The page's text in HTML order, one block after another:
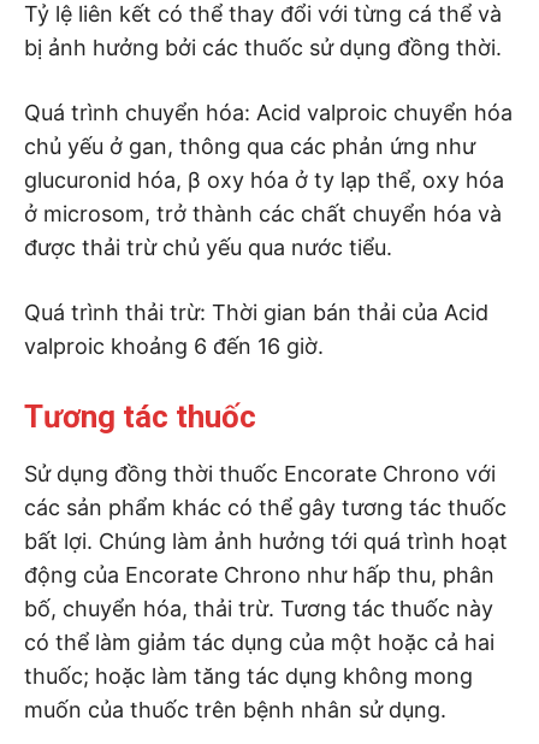
Tỷ lệ liên kết có thể thay đổi với từng cá thể và
bị ảnh hưởng bởi các thuốc sử dụng đồng thời.
Quá trình chuyển hóa: Acid valproic chuyển hóa
chủ yếu ở gan, thông qua các phản ứng như
glucuronid hóa, β oxy hóa ở ty lạp thể, oxy hóa
ở microsom, trở thành các chất chuyển hóa và
được thải trừ chủ yếu qua nước tiểu.
Quá trình thải trừ: Thời gian bán thải của Acid
valproic khoảng 6 đến 16 giờ.
Tương tác thuốc
Sử dụng đồng thời thuốc Encorate Chrono với
các sản phẩm khác có thể gây tương tác thuốc
bất lợi. Chúng làm ảnh hưởng tới quá trình hoạt
động của Encorate Chrono như hấp thu, phân
bố, chuyển hóa, thải trừ. Tương tác thuốc này
có thể làm giảm tác dụng của một hoặc cả hai
thuốc; hoặc làm tăng tác dụng không mong
muốn của thuốc trên bệnh nhân sử dụng.